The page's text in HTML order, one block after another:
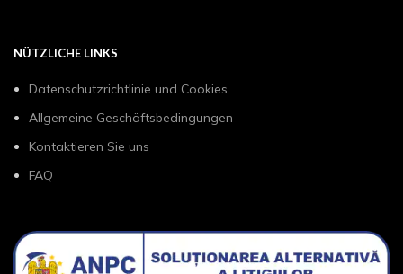
NÜTZLICHE LINKS
Datenschutzrichtlinie und Cookies
Allgemeine Geschäftsbedingungen
Kontaktieren Sie uns
FAQ